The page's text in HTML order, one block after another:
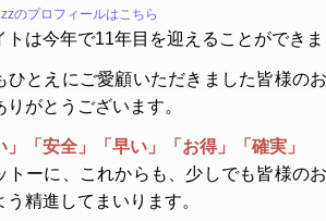
のプロフィールはこちら
トは今年で11年目を迎えることができま
ひとえにご愛顧いただきました皆様の
りがとうございます。
」「安全」「早い」「お得」「確実」
トーに、これからも、少しでも皆様の
う精進してまいります。